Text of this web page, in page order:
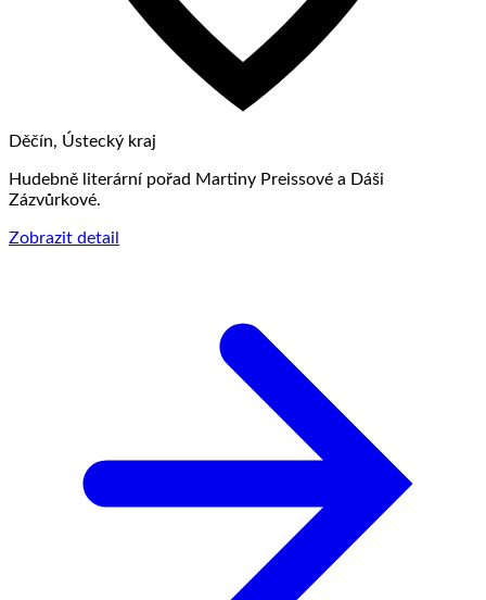
Děčín, Ústecký kraj
Hudebně literární pořad Martiny Preissové a Dáši
Zázvůrkové.
Zobrazit detail